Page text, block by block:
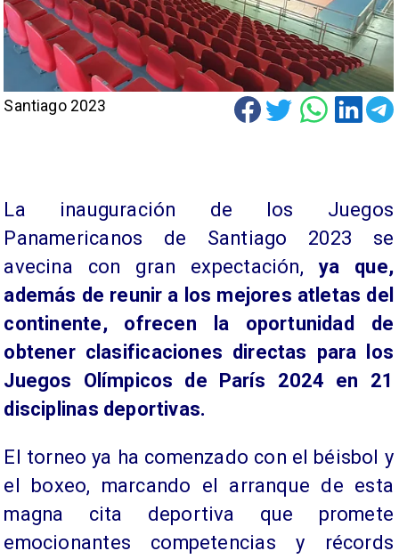
Santiago 2023
La inauguración de los Juegos
Panamericanos de Santiago 2023 se
avecina con gran expectación, ya que,
además de reunir a los mejores atletas del
continente, ofrecen la oportunidad de
obtener clasificaciones directas para los
Juegos Olímpicos de París 2024 en 21
disciplinas deportivas.
El torneo ya ha comenzado con el béisbol y
el boxeo, marcando el arranque de esta
magna cita deportiva que promete
emocionantes competencias y récords